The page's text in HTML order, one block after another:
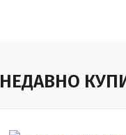
НЕДАВНО